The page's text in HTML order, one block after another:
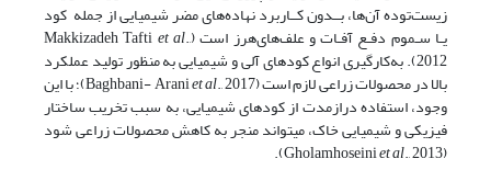
زیست‌توده آن‌ها، بــدون کــاربرد نهاده‌های مضر شیمیایی از جمله کود
یـا سـموم دفـع آفـات و علف‌های‌هرز است (Makkizadeh Taftiet al.,
2012). به‌کارگیری انواع کودهای آلی و شیمیایی به منظور تولید عملکرد
بالا در محصولات زراعی لازم است (Baghbani- Arani et al ., 2017)؛ با این
وجود، استفاده درازمدت از کودهای شیمیایی، به سبب تخریب ساختار
فیزیکی و شیمیایی خاک، می­تواند منجر به کاهش محصولات زراعی شود
(Gholamhoseini
et al., 2013).